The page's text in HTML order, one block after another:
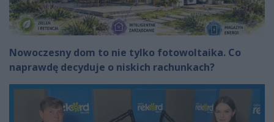
Nowoczesny dom to nie tylko fotowoltaika. Co
naprawdę decyduje o niskich rachunkach?